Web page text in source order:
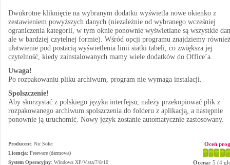
Dwukrotne kliknięcie na wybranym dodatku wyświetla nowe okienko z
zestawieniem powyższych danych (niezależnie od wybranego wcześniej
ograniczenia kategorii, w tym oknie ponownie wyświetlane są wszystkie
ale w bardziej czytelnej formie). Wśród opcji programu znajdziemy również
ułatwienie pod postacią wyświetlenia linii siatki tabeli, co zwiększa jej
czytelność, kiedy zainstalowanych mamy wiele dodatków do Office’a.
Uwaga!
Po rozpakowaniu pliku archiwum, program nie wymaga instalacji.
Spolszczenie!
Aby skorzystać z polskiego języka interfejsu, należy przekopiować plik z
rozpakowanego archiwum spolszczenia do folderu z aplikacją, a następnie
ponownie ją uruchomić. Nowy język zostanie automatycznie zastosowany.
Producent: Nir Sofer
Licencja: Freeware (darmowa)
System Operacyjny: Windows XP/Vista/7/8/10
Oceń
Ocena: 5 (4